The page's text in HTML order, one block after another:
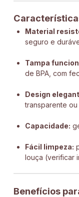
Material
seguro e
Tampa
de BPA, com
Design
transparente
Capacidade:
Fácil limpeza:
louça (verificar
Benefícios